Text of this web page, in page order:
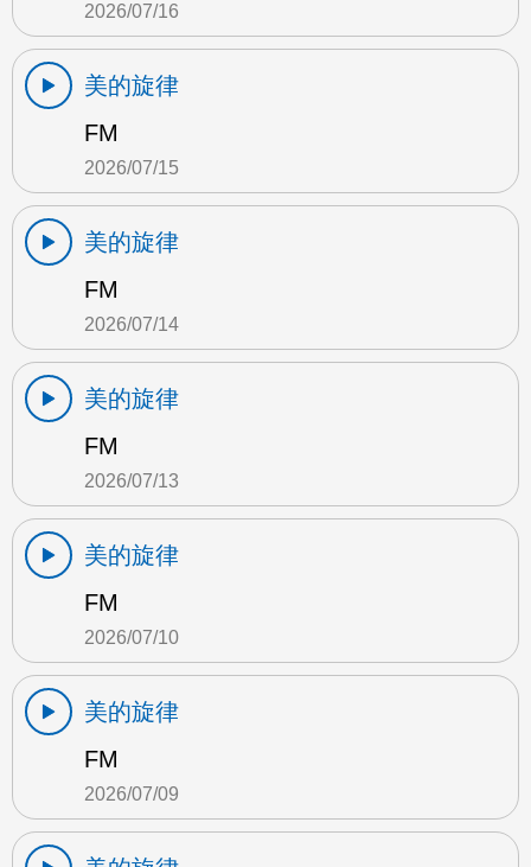
2026/07/16
美的旋律
FM
2026/07/15
美的旋律
FM
2026/07/14
美的旋律
FM
2026/07/13
美的旋律
FM
2026/07/10
美的旋律
FM
2026/07/09